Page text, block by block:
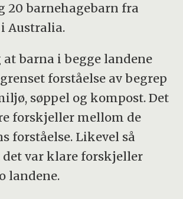
20 barnehagebarn fra
Australia.
at barna i begge landene
forståelse av begrep
søppel og kompost. Det
forskjeller mellom de
forståelse. Likevel så
det var klare forskjeller
landene.